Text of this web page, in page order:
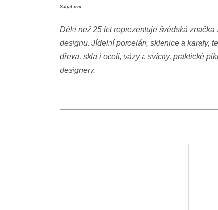
Sagaform
Déle než 25 let reprezentuje švédská
designu. Jídelní porcelán, sklenice a karafy,
dřeva, skla i oceli, vázy a svícny, praktické
designery.